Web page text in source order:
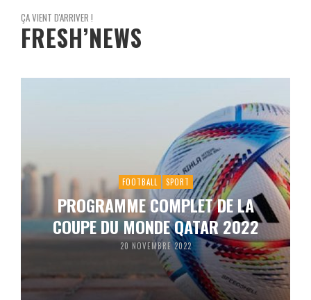
ÇA VIENT D'ARRIVER !
FRESH’NEWS
FOOTBALL SPORT
PROGRAMME COMPLET DE LA
COUPE DU MONDE QATAR 2022
20 NOVEMBRE 2022